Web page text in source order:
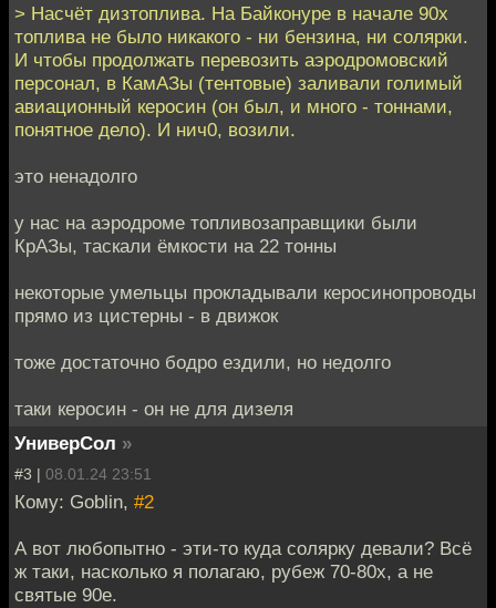
> Насчёт дизтоплива. На Байконуре в начале 90х
топлива не было никакого - ни бензина, ни солярки.
И чтобы продолжать перевозить аэродромовский
персонал, в КамАЗы (тентовые) заливали голимый
авиационный керосин (он был, и много - тоннами,
понятное дело). И нич0, возили.
это ненадолго
у нас на аэродроме топливозаправщики были
КрАЗы, таскали ёмкости на 22 тонны
некоторые умельцы прокладывали керосинопроводы
прямо из цистерны - в движок
тоже достаточно бодро ездили, но недолго
таки керосин - он не для дизеля
УниверСол »
#3 | 08.01.24 23:51
Кому: Goblin, #2
А вот любопытно - эти-то куда солярку девали? Всё
ж таки, насколько я полагаю, рубеж 70-80х, а не
святые 90е.